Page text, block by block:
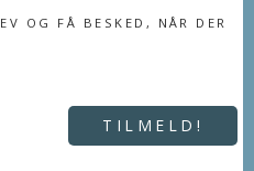
OG FÅ BESKED, NÅR DER
TILMELD!